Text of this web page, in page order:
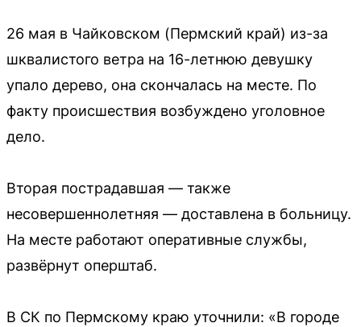
26 мая в Чайковском (Пермский край) из-за
шквалистого ветра на 16-летнюю девушку
упало дерево, она скончалась на месте. По
факту происшествия возбуждено уголовное
дело.
Вторая пострадавшая — также
несовершеннолетняя — доставлена в больницу.
На месте работают оперативные службы,
развёрнут оперштаб.
В СК по Пермскому краю уточнили: «В городе